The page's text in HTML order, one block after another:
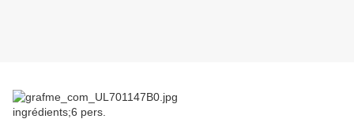
ingrédients;6 pers.